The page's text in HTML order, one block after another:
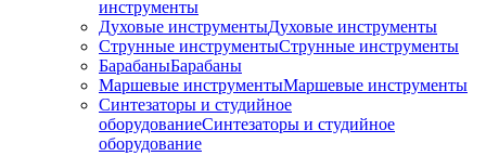
инструменты
Духовые инструментыДуховые инструменты
Струнные инструментыСтрунные инструменты
БарабаныБарабаны
Маршевые инструментыМаршевые инструменты
Синтезаторы и студийное
оборудованиеСинтезаторы и студийное
оборудование